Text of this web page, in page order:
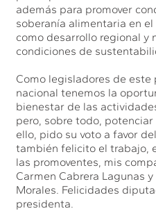
además para promover
soberanía alimentaria en
como desarrollo regional y
condiciones de
Como legisladores de
nacional tenemos la
bienestar de las
pero, sobre todo,
ello, pido su voto a favor
también felicito el trabajo,
las promoventes, mis
Carmen Cabrera Lagunas
Morales. Felicidades
presidenta.